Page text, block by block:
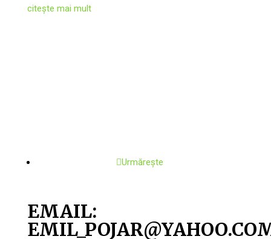
citește mai mult
Urmărește
EMAIL: